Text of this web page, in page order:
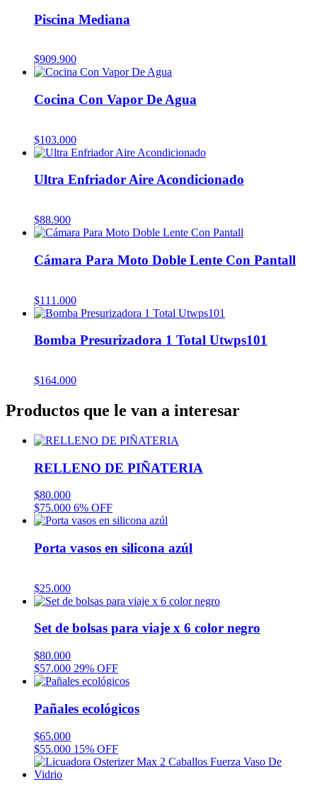
Piscina Mediana
$909.900
Cocina Con Vapor De Agua
$103.000
Ultra Enfriador Aire Acondicionado
$88.900
Cámara Para Moto Doble Lente Con Pantall
$111.000
Bomba Presurizadora 1 Total Utwps101
$164.000
Productos que le van a interesar
RELLENO DE PIÑATERIA
$80.000
$75.000 6% OFF
Porta vasos en silicona azúl
$25.000
Set de bolsas para viaje x 6 color negro
$80.000
$57.000 29% OFF
Pañales ecológicos
$65.000
$55.000 15% OFF